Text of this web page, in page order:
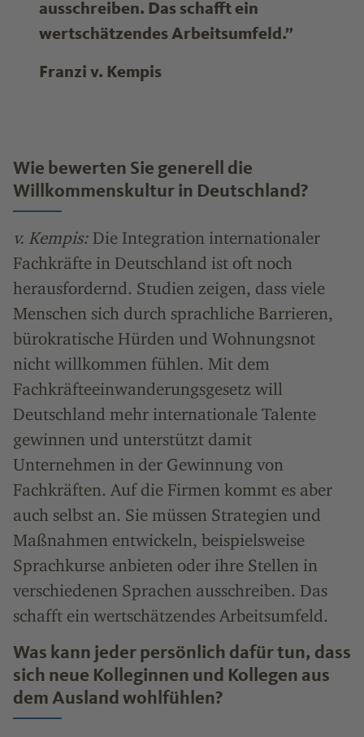
ausschreiben. Das schafft ein
wertschätzendes Arbeitsumfeld.”
Franzi v. Kempis
Wie bewerten Sie generell die
Willkommenskultur in Deutschland?
v. Kempis: Die Integration internationaler
Fachkräfte in Deutschland ist oft noch
herausfordernd. Studien zeigen, dass viele
Menschen sich durch sprachliche Barrieren,
bürokratische Hürden und Wohnungsnot
nicht willkommen fühlen. Mit dem
Fachkräfteeinwanderungsgesetz will
Deutschland mehr internationale Talente
gewinnen und unterstützt damit
Unternehmen in der Gewinnung von
Fachkräften. Auf die Firmen kommt es aber
auch selbst an. Sie müssen Strategien und
Maßnahmen entwickeln, beispielsweise
Sprachkurse anbieten oder ihre Stellen in
verschiedenen Sprachen ausschreiben. Das
schafft ein wertschätzendes Arbeitsumfeld.
Was kann jeder persönlich dafür tun, dass
sich neue Kolleginnen und Kollegen aus
dem Ausland wohlfühlen?